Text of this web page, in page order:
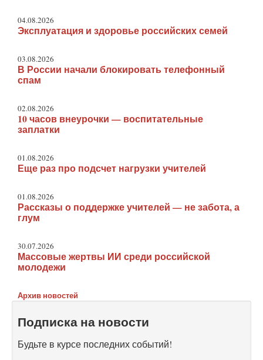
04.08.2026
Эксплуатация и здоровье российских семей
03.08.2026
В России начали блокировать телефонный
спам
02.08.2026
10 часов внеурочки — воспитательные
заплатки
01.08.2026
Еще раз про подсчет нагрузки учителей
01.08.2026
Рассказы о поддержке учителей — не забота, а
глум
30.07.2026
Массовые жертвы ИИ среди российской
молодежи
Архив новостей
Подписка на новости
Будьте в курсе последних событий!